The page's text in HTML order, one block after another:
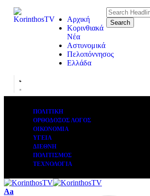
Αρχική
Κορινθιακά
Νέα
Αστυνομικά
Πελοπόννησος
Ελλάδα
ΠΟΛΙΤΙΚΗ
ΟΡΘΟΔΟΞΟΣ ΛΟΓΟΣ
ΟΙΚΟΝΟΜΙΑ
ΥΓΕΙΑ
ΔΙΕΘΝΗ
ΠΟΛΙΤΙΣΜΟΣ
ΤΕΧΝΟΛΟΓΙΑ
Aa